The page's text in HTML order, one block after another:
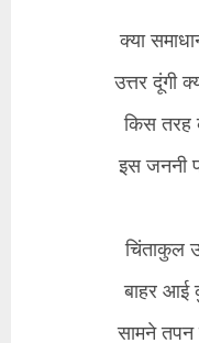
क्या
उत्तर दूंगी
किस तरह
इस जननी
चिंताकुल
बाहर आई
सामने